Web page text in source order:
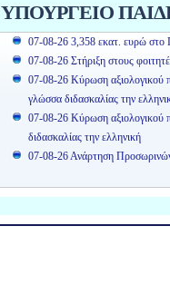
ΥΠΟΥΡΓΕΙΟ
07-08-26 3,358 εκατ. ευρώ στο
07-08-26 Στήριξη στους
07-08-26 Κύρωση αξιολογικού
γλώσσα διδασκαλίας την
07-08-26 Κύρωση αξιολογικού
διδασκαλίας την ελληνική
07-08-26 Ανάρτηση